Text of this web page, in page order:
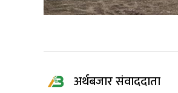
अर्थबजार संवाददाता